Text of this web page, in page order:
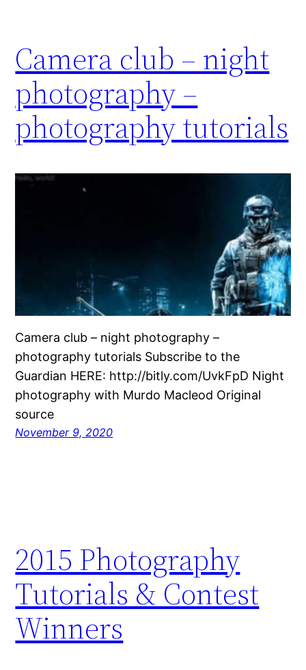
Camera club – night
photography –
photography tutorials
Camera club – night photography –
photography tutorials Subscribe to the
Guardian HERE: http://bitly.com/UvkFpD Night
photography with Murdo Macleod Original
source
November 9, 2020
2015 Photography
Tutorials & Contest
Winners